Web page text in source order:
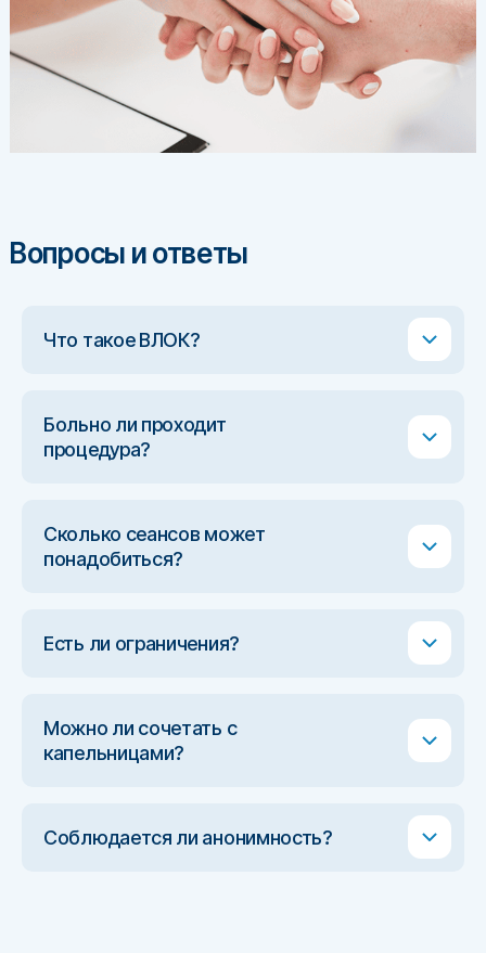
Вопросы и ответы
Что такое ВЛОК?
Больно ли проходит
процедура?
Сколько сеансов может
понадобиться?
Есть ли ограничения?
Можно ли сочетать с
капельницами?
Соблюдается ли анонимность?